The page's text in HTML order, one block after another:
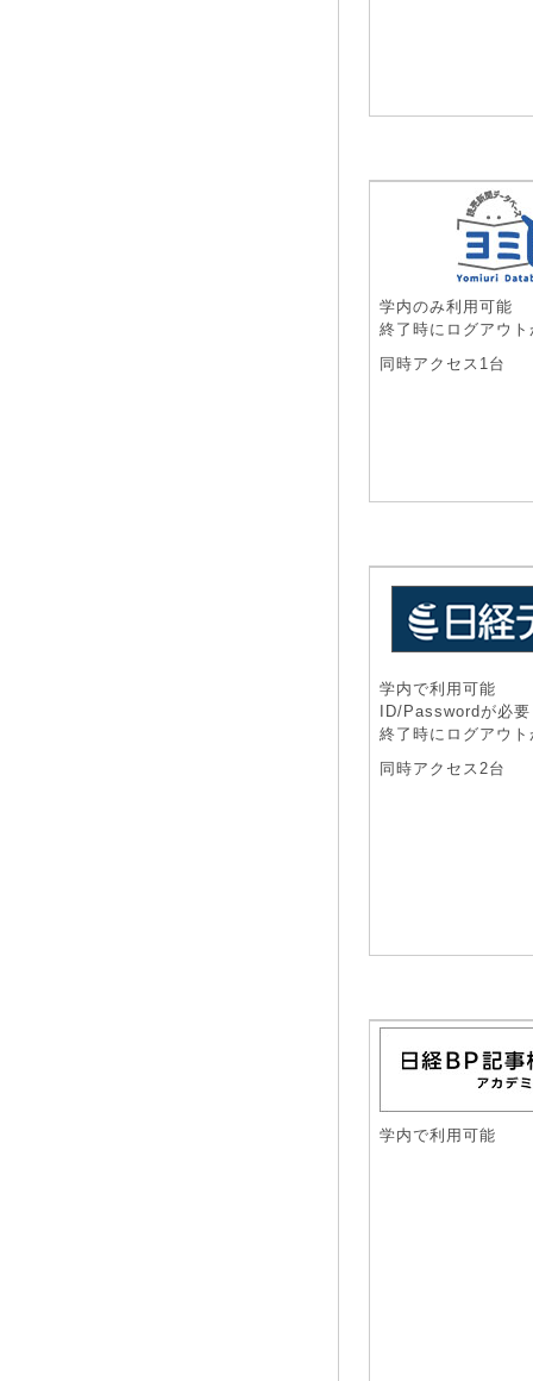
学内のみ利用可能
終了時にログアウ
同時アクセス1台
学内で利用可能
ID/Passwordが必要
終了時にログアウ
同時アクセス2台
学内で利用可能